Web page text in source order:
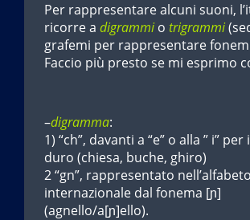
Per rappresentare alcuni suoni,
ricorre a digrammio trigrammi
grafemi per rappresentare
Faccio più presto se mi esprimo
–digramma:
1) “ch”, davanti a “e” o alla ” i”
duro (chiesa, buche, ghiro)
2 “gn”, rappresentato
internazionale dal fonema [ɲ]
(agnello/a[ɲ]ello).